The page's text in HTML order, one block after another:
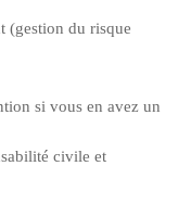
(gestion du risque
si vous en avez un
civile et